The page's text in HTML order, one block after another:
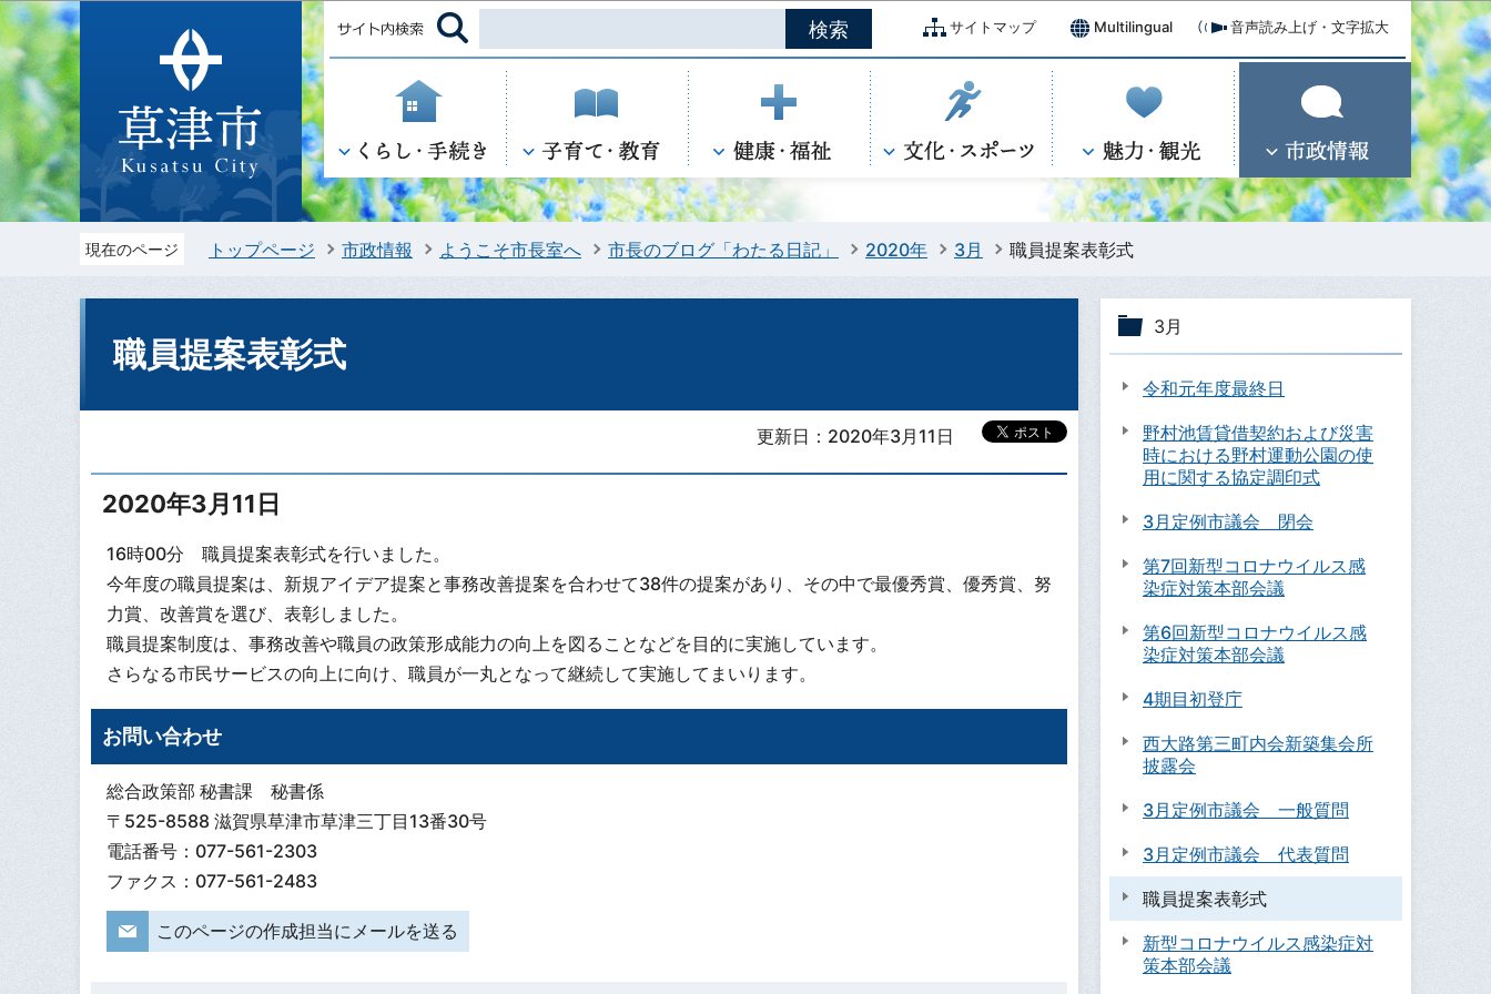
このページの本文へ移動
サイトマップ Multilingual 音声読み上げ・文字拡大
現在のページ トップページ 市政情報 ようこそ市長室へ 市長のブログ「わたる日記」 2020年 3月 職員提案表彰式
職員提案表彰式
更新日：2020年3月11日
2020年3月11日
16時00分 職員提案表彰式を行いました。
今年度の職員提案は、新規アイデア提案と事務改善提案を合わせて38件の提案があり、その中で最優秀賞、優秀賞、努
力賞、改善賞を選び、表彰しました。
職員提案制度は、事務改善や職員の政策形成能力の向上を図ることなどを目的に実施しています。
さらなる市民サービスの向上に向け、職員が一丸となって継続して実施してまいります。
お問い合わせ
総合政策部 秘書課 秘書係
〒525-8588 滋賀県草津市草津三丁目13番30号
電話番号：077-561-2303
ファクス：077-561-2483
このページの作成担当にメールを送る
3月
令和元年度最終日
野村池賃貸借契約および災害
時における野村運動公園の使
用に関する協定調印式
3月定例市議会 閉会
第7回新型コロナウイルス感
染症対策本部会議
第6回新型コロナウイルス感
染症対策本部会議
4期目初登庁
西大路第三町内会新築集会所
披露会
3月定例市議会 一般質問
3月定例市議会 代表質問
職員提案表彰式
新型コロナウイルス感染症対
策本部会議